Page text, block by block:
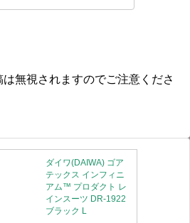
無視されますのでご注意くださ
ダイワ(DAIWA) ゴア
テックス インフィニ
アム™ プロダクト レ
インスーツ DR-1922
ブラック L